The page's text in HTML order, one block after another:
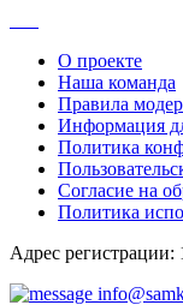
О проекте
Наша команда
Правила
Информация
Политика
Согласие на
Политика
Адрес регистрации: